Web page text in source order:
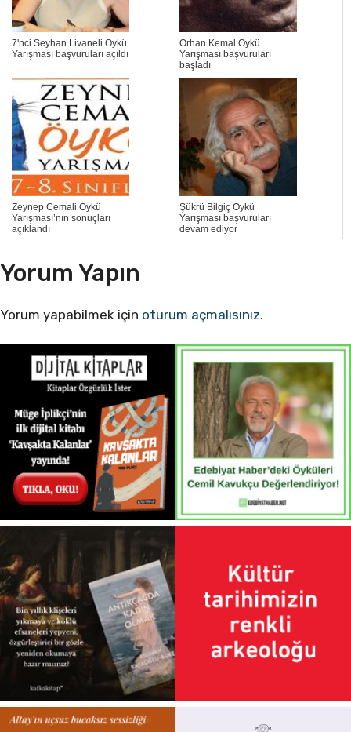
7'nci Seyhan Livaneli Öykü
Yarışması başvuruları açıldı
Orhan Kemal Öykü
Yarışması başvuruları
başladı
Zeynep Cemali Öykü
Yarışması’nın sonuçları
açıklandı
Şükrü Bilgiç Öykü
Yarışması başvuruları
devam ediyor
Yorum Yapın
Yorum yapabilmek için oturum açmalısınız.